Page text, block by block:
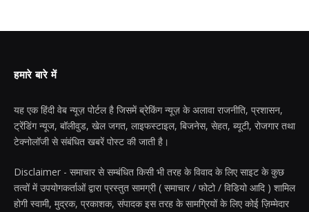
हमारे बारे में
यह एक हिंदी वेब न्यूज़ पोर्टल है जिसमें ब्रेकिंग न्यूज़ के अलावा राजनीति, प्रशासन,
ट्रेंडिंग न्यूज, बॉलीवुड, खेल जगत, लाइफस्टाइल, बिजनेस, सेहत, ब्यूटी, रोजगार तथा
टेक्नोलॉजी से संबंधित खबरें पोस्ट की जाती है।
Disclaimer - समाचार से सम्बंधित किसी भी तरह के विवाद के लिए साइट के कुछ
तत्वों में उपयोगकर्ताओं द्वारा प्रस्तुत सामग्री ( समाचार / फोटो / विडियो आदि ) शामिल
होगी स्वामी, मुद्रक, प्रकाशक, संपादक इस तरह के सामग्रियों के लिए कोई ज़िम्मेदार